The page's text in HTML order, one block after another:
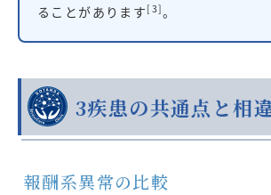
ることがあります [3]。
3疾患の共通点と相
報酬系異常の比較